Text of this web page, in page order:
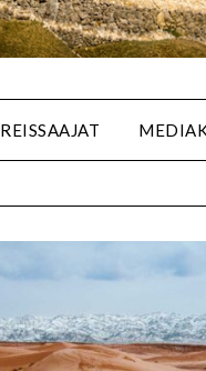
REISSAAJAT